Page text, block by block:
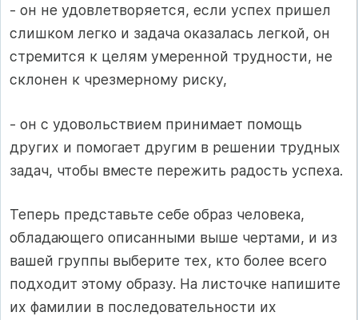
- он не удовлетворяется, если успех пришел
слишком легко и задача оказалась легкой, он
стремится к целям умеренной трудности, не
склонен к чрезмерному риску,
- он с удовольствием принимает помощь
других и помогает другим в решении трудных
задач, чтобы вместе пережить радость успеха.
Теперь представьте себе образ человека,
обладающего описанными выше чер­тами, и из
вашей группы выберите тех, кто более всего
подходит этому образу. На листочке напишите
их фамилии в последовательности их